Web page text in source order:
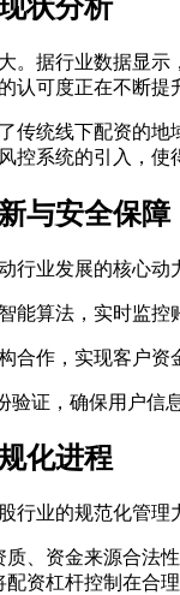
状分析
。据行业数据显
认可度正在不断提
传统线下配资的
控系统的引入，
与安全保障
行业发展的核心
能算法，实时监
合作，实现客户
验证，确保用户信
化进程
行业的规范化管
质、资金来源合法
配资杠杆控制在合